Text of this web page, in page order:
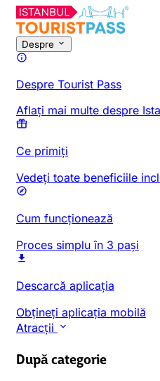
Despre
Despre Tourist Pass
Aflați mai multe despre
Ce primiți
Vedeți toate beneficiile
Cum funcționează
Proces simplu în 3 pași
Descarcă aplicația
Obțineți aplicația mobilă
Atracții
După categorie